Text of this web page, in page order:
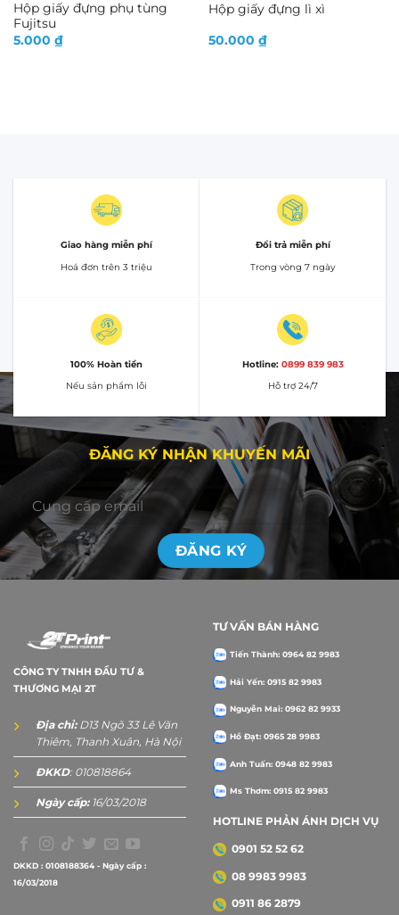
Hộp giấy đựng phụ tùng
Fujitsu
5.000 ₫
Hộp giấy đựng lì xì
50.000 ₫
Giao hàng miễn phí
Hoá đơn trên 3 triệu
Đổi trả miễn phí
Trong vòng 7 ngày
100% Hoàn tiền
Nếu sản phẩm lỗi
Hotline: 0899 839 983
Hỗ trợ 24/7
ĐĂNG KÝ NHẬN KHUYẾN MÃI
CÔNG TY TNHH ĐẦU TƯ &
THƯƠNG MẠI 2T
Địa chỉ:D13 Ngõ 33 Lê Văn
Thiêm, Thanh Xuân, Hà Nội
ĐKKD: 010818864
Ngày cấp:16/03/2018
DKKD : 0108188364 - Ngày cấp :
16/03/2018
TƯ VẤN BÁN HÀNG
Tiến Thành: 0964 82 9983
Hải Yến: 0915 82 9983
Nguyễn Mai: 0962 82 9933
Hồ Đạt: 0965 28 9983
Anh Tuấn: 0948 82 9983
Ms Thơm: 0915 82 9983
HOTLINE PHẢN ÁNH DỊCH VỤ
0901 52 52 62
08 9983 9983
0911 86 2879